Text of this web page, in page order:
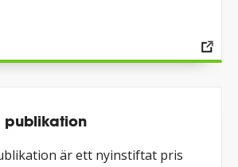
publikation
är ett nyinstiftat pris